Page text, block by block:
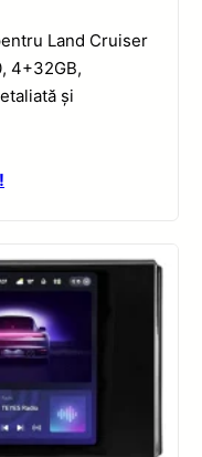
Land Cruiser
4+32GB,
și